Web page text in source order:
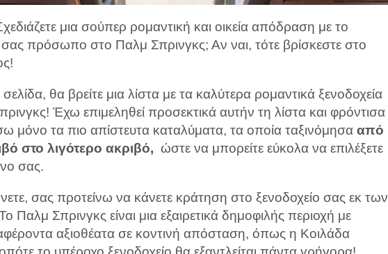
μια σούπερ ρομαντική και οικεία απόδραση με το
πρόσωπο στο Παλμ Σπρινγκς; Αν ναι, τότε βρίσκεστε στο
θα βρείτε μια λίστα με τα καλύτερα ρομαντικά ξενοδοχεία
Έχω επιμεληθεί προσεκτικά αυτήν τη λίστα και φρόντισα
μόνο τα πιο απίστευτα καταλύματα, τα οποία ταξινόμησα από
στο λιγότερο ακριβό, ώστε να μπορείτε εύκολα να επιλέξετε
σας.
σας προτείνω να κάνετε κράτηση στο ξενοδοχείο σας εκ των
Παλμ Σπρινγκς είναι μια εξαιρετικά δημοφιλής περιοχή με
αξιοθέατα σε κοντινή απόσταση, όπως η Κοιλάδα